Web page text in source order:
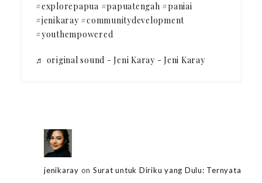
#explorepapua #papuatengah #paniai
#jenikaray #communitydevelopment
#youthempowered
♬ original sound - Jeni Karay - Jeni Karay
jenikaray on Surat untuk Diriku yang Dulu: Ternyata